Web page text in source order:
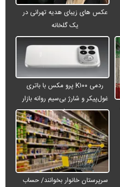
عکس های زیبای هدیه تهرانی در
یک گلخانه
ردمی K۱۰۰ پرو مکس با باتری
غول‌پیکر و شارژ بی‌سیم روانه بازار
می‌شود
سرپرستان خانوار بخوانند/ حساب